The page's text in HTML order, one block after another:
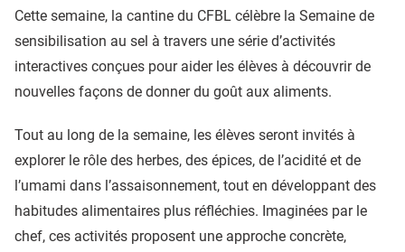
Cette semaine, la cantine du CFBL célèbre la Semaine de
sensibilisation au sel à travers une série d’activités
interactives conçues pour aider les élèves à découvrir de
nouvelles façons de donner du goût aux aliments.
Tout au long de la semaine, les élèves seront invités à
explorer le rôle des herbes, des épices, de l’acidité et de
l’umami dans l’assaisonnement, tout en développant des
habitudes alimentaires plus réfléchies. Imaginées par le
chef, ces activités proposent une approche concrète,